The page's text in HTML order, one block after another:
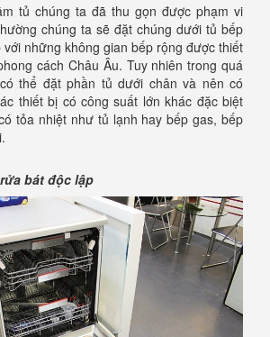
tủ chúng ta đã thu gọn được phạm vi
chúng ta sẽ đặt chúng dưới tủ bếp
những không gian bếp rộng được thiết
cách Châu Âu. Tuy nhiên trong quá
thể đặt phần tủ dưới chân và nên có
thiết bị có công suất lớn khác đặc biệt
tỏa nhiệt như tủ lạnh hay bếp gas, bếp
bát độc lập